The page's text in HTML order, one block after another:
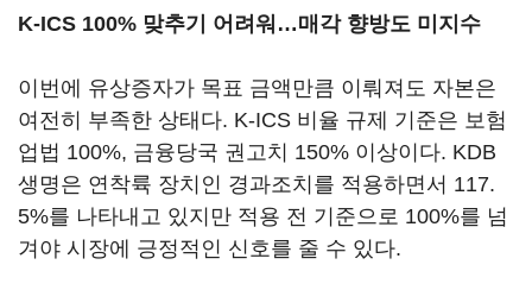
K-ICS 100% 맞추기 어려워…매각 향방도 미지수
이번에 유상증자가 목표 금액만큼 이뤄져도 자본은
여전히 부족한 상태다. K-ICS 비율 규제 기준은 보험
업법 100%, 금융당국 권고치 150% 이상이다. KDB
생명은 연착륙 장치인 경과조치를 적용하면서 117.
5%를 나타내고 있지만 적용 전 기준으로 100%를 넘
겨야 시장에 긍정적인 신호를 줄 수 있다.